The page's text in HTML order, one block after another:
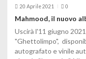
20 Aprile 2021 0
Mahmood, il nuovo
Uscirà l'11 giugno
"Ghettolimpo",
autografato e vinile